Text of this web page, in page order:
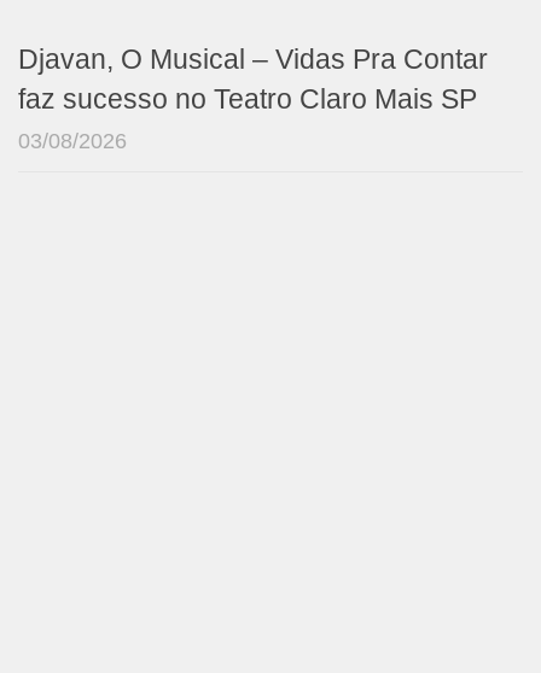
Djavan, O Musical – Vidas Pra Contar
faz sucesso no Teatro Claro Mais SP
03/08/2026